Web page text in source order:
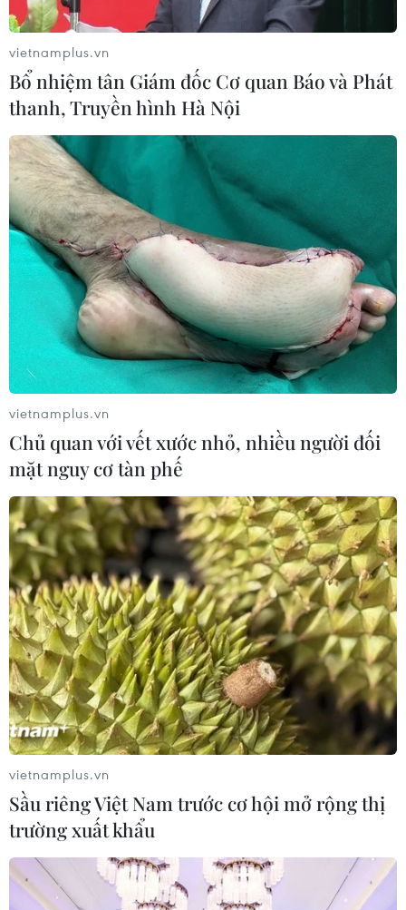
vietnamplus.vn
Bổ nhiệm tân Giám đốc Cơ quan Báo và Phát
thanh, Truyền hình Hà Nội
vietnamplus.vn
Chủ quan với vết xước nhỏ, nhiều người đối
mặt nguy cơ tàn phế
vietnamplus.vn
Sầu riêng Việt Nam trước cơ hội mở rộng thị
trường xuất khẩu